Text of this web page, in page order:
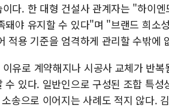
다. 한 대형 건설사 관계자는 "하이
돼야 유지할 수 있다"며 "브랜드 희소
적용 기준을 엄격하게 관리할 수밖에
유로 계약해지나 시공사 교체가 반
수 있다. 일반인으로 구성된 조합 특
송으로 이어지는 사례도 적지 않다.